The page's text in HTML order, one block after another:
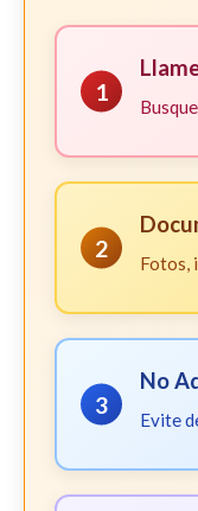
1
2
Fotos,
3
No
Evite